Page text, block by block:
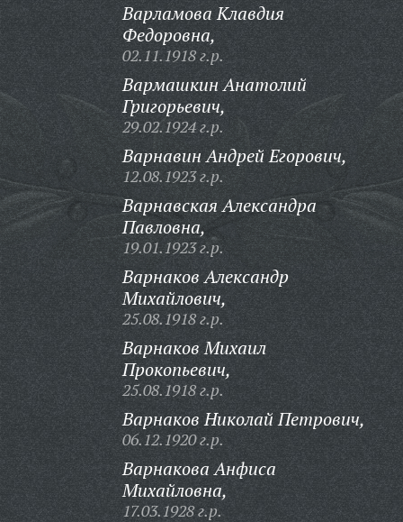
Варламова Клавдия
Федоровна,
02.11.1918 г.р.
Вармашкин Анатолий
Григорьевич,
29.02.1924 г.р.
Варнавин Андрей Егорович,
12.08.1923 г.р.
Варнавская Александра
Павловна,
19.01.1923 г.р.
Варнаков Александр
Михайлович,
25.08.1918 г.р.
Варнаков Михаил
Прокопьевич,
25.08.1918 г.р.
Варнаков Николай Петрович,
06.12.1920 г.р.
Варнакова Анфиса
Михайловна,
17.03.1928 г.р.